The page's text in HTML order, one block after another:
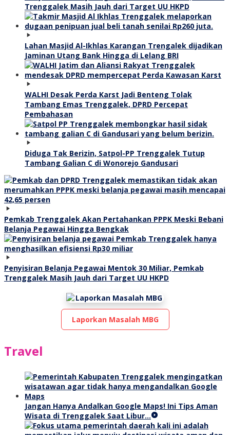
Trenggalek Masih Jauh dari Target UU HKPD
Lahan Masjid Al-Ikhlas Karangan Trengalek dijadikan
Jaminan Utang Bank Hingga di Lelang BRI
WALHI Desak Perda Karst Jadi Benteng Tolak
Tambang Emas Trenggalek, DPRD Percepat
Pembahasan
Diduga Tak Berizin, Satpol-PP Trenggalek Tutup
Tambang Galian C di Wonorejo Gandusari
Pemkab Trenggalek Akan Pertahankan PPPK Meski Bebani
Belanja Pegawai Hingga Bengkak
Penyisiran Belanja Pegawai Mentok 30 Miliar, Pemkab
Trenggalek Masih Jauh dari Target UU HKPD
Laporkan Masalah MBG
Travel
Jangan Hanya Andalkan Google Maps! Ini Tips Aman
Wisata di Trenggalek Saat Libur…